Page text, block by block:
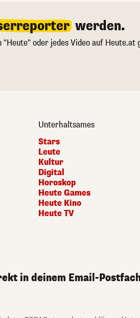
werden.
"Heute" oder jedes Video auf Heute.at
Unterhaltsames
Stars
Leute
Kultur
Digital
Horoskop
Heute Games
Heute Kino
Heute TV
in deinem Email-